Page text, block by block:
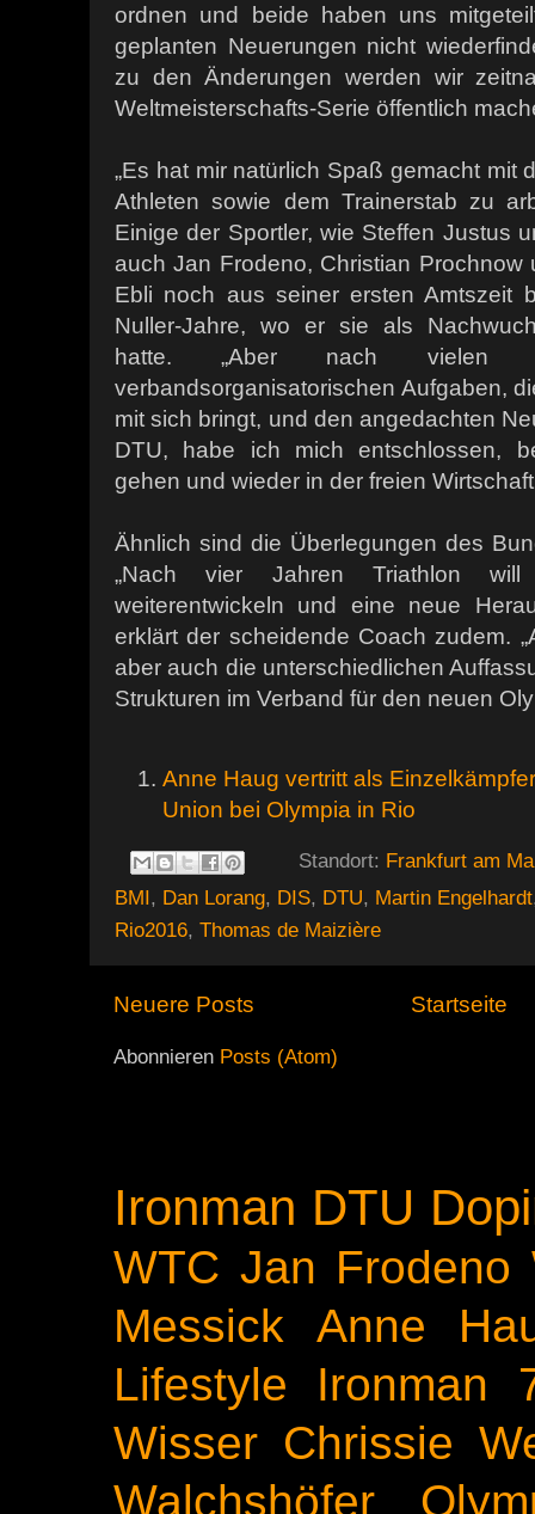
ordnen und beide haben uns
geplanten Neuerungen nicht
zu den Änderungen werden wir
Weltmeisterschafts-Serie öffentlich
„Es hat mir natürlich Spaß gemacht mit
Athleten sowie dem Trainerstab zu
Einige der Sportler, wie Steffen Justus
auch Jan Frodeno, Christian Prochnow
Ebli noch aus seiner ersten Amtszeit
Nuller-Jahre, wo er sie als
hatte. „Aber nach vielen
verbandsorganisatorischen Aufgaben,
mit sich bringt, und den angedachten
DTU, habe ich mich entschlossen,
gehen und wieder in der freien
Ähnlich sind die Überlegungen des
„Nach vier Jahren Triathlon
weiterentwickeln und eine neue
erklärt der scheidende Coach zudem.
aber auch die unterschiedlichen
Strukturen im Verband für den neuen
Anne Haug vertritt als
Union bei Olympia in Rio
Standort: Frankfurt am
BMI , Dan Lorang, DIS, DTU, Martin Engelhardt
Rio2016, Thomas de Maizière
Neuere Posts Startseite
Abonnieren Posts (Atom)
Ironman DTU
WTC Jan Frodeno
Messick
Anne
Lifestyle
Ironman
Wisser Chrissie
Walchshöfer